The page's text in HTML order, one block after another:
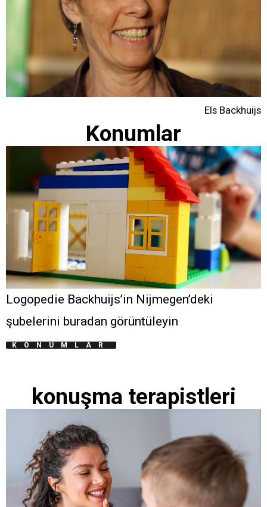
Els Backhuijs
Konumlar
Logopedie Backhuijs’in Nijmegen’deki
şubelerini buradan görüntüleyin
KONUMLAR
konuşma terapistleri